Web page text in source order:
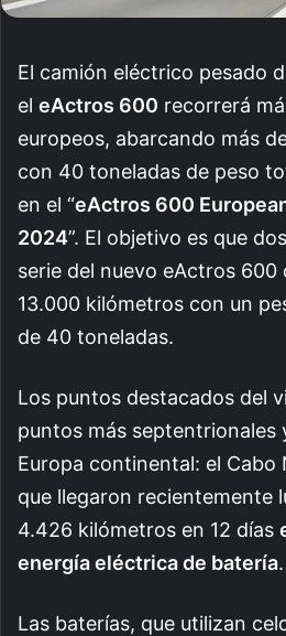
El camión eléctrico pesado
el eActros 600 recorrerá
europeos, abarcando más
con 40 toneladas de peso
en el “eActros 600
2024”. El objetivo es que
serie del nuevo eActros 600
13.000 kilómetros con un
de 40 toneladas.
Los puntos destacados del
puntos más septentrionales
Europa continental: el Cabo
que llegaron recientemente
4.426 kilómetros en 12 días
energía eléctrica de batería.
Las baterías, que utilizan